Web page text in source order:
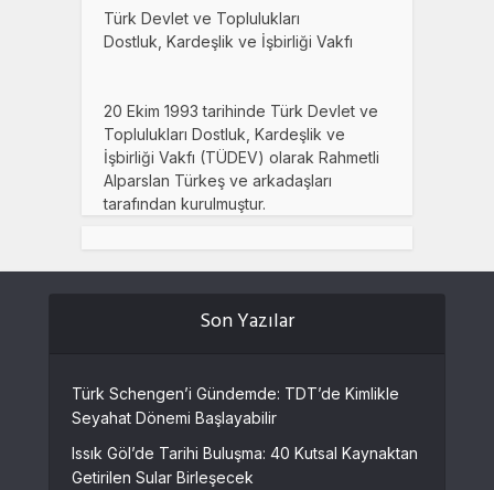
Türk Devlet ve Toplulukları
Dostluk, Kardeşlik ve İşbirliği Vakfı
20 Ekim 1993 tarihinde Türk Devlet ve
Toplulukları Dostluk, Kardeşlik ve
İşbirliği Vakfı (TÜDEV) olarak Rahmetli
Alparslan Türkeş ve arkadaşları
tarafından kurulmuştur.
Son Yazılar
Türk Schengen’i Gündemde: TDT’de Kimlikle
Seyahat Dönemi Başlayabilir
Issık Göl’de Tarihi Buluşma: 40 Kutsal Kaynaktan
Getirilen Sular Birleşecek